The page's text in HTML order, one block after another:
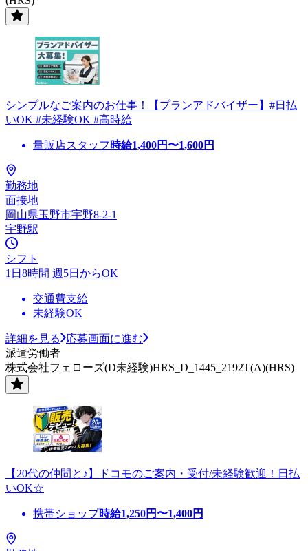
シンプルなご案内のお仕事！【プランアドバイザー】#日払
いOK #未経験OK #高時給
量販店スタッフ 時給1,400円〜1,600円
勤務地
面接地
岡山県玉野市宇野8-2-1
宇野駅
シフト
1日8時間 週5日からOK
交通費支給
未経験OK
詳細を見る
応募画面に進む
派遣労働者
株式会社フェローズ(D未経験)HRS_D_1445_2192T(A)(HRS)
【20代の仲間と♪】ドコモのご案内・受付/未経験歓迎！日払
いOK☆
携帯ショップ時給1,250円〜1,400円